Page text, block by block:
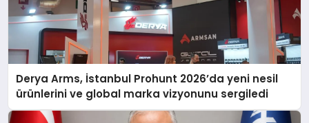
Derya Arms, İstanbul Prohunt 2026’da yeni nesil
ürünlerini ve global marka vizyonunu sergiledi